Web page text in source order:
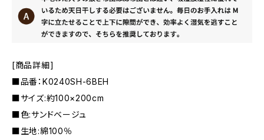
[商品詳細]
■品番：K0240SH-6BEH
■サイズ:約100×200cm
■色:サンドベージュ
■生地:綿100％